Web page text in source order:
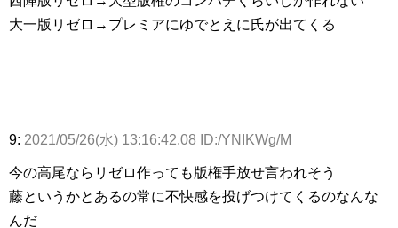
大一版リゼロ→プレミアにゆでとえに氏が出てくる
9: 2021/05/26(水) 13:16:42.08 ID:/YNIKWg/M
今の高尾ならリゼロ作っても版権手放せ言われそう
藤というかとあるの常に不快感を投げつけてくるのなんな
んだ